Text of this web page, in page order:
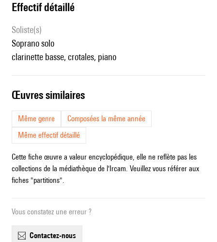
effectif détaillé
Soliste(s)
soprano solo
clarinette basse, crotales, piano
œuvres similaires
Même genre
Composées la même année
Même effectif détaillé
Cette fiche œuvre a valeur encyclopédique, elle ne reflète pas les
collections de la médiathèque de l'Ircam. Veuillez vous référer aux
fiches "partitions".
Vous constatez une erreur ?
contactez-nous